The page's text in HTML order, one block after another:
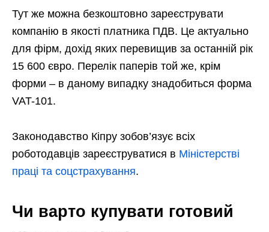
Тут же можна безкоштовно зареєструвати
компанію в якості платника ПДВ. Це актуально
для фірм, дохід яких перевищив за останній рік
15 600 євро. Перелік паперів той же, крім
форми – в даному випадку знадобиться форма
VAT-101.
Законодавство Кіпру зобов’язує всіх
роботодавців зареєструватися в Міністерстві
праці та соцстрахування.
Чи варто купувати готовий